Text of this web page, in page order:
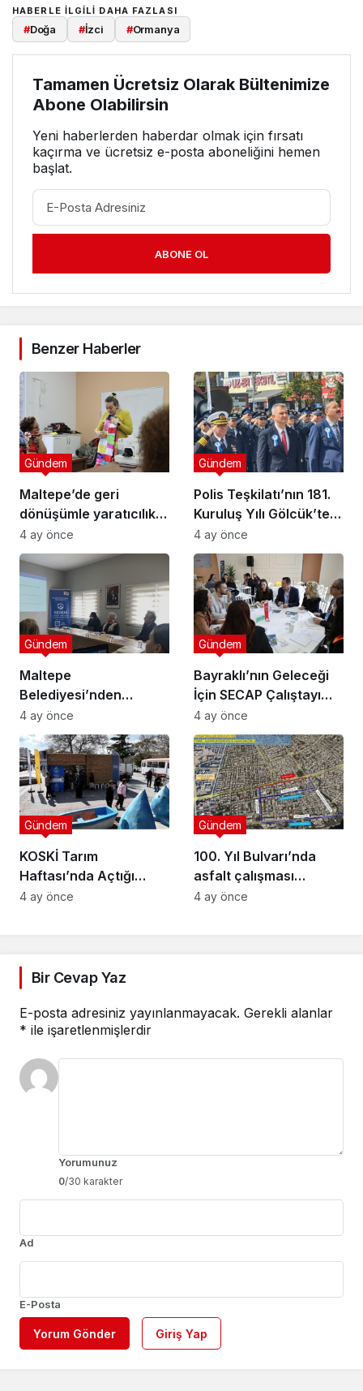
HABERLE ILGILI DAHA FAZLASI
#Doğa #İzci #Ormanya
Tamamen Ücretsiz Olarak Bültenimize
Abone Olabilirsin
Yeni haberlerden haberdar olmak için fırsatı
kaçırma ve ücretsiz e-posta aboneliğini hemen
başlat.
ABONE OL
Benzer Haberler
Maltepe’de geri
dönüşümle yaratıcılık
buluştu
Gündem
4 ay önce
Polis Teşkilatı’nın 181.
Kuruluş Yılı Gölcük’te
Törenle Kutlandı
Gündem
4 ay önce
Maltepe
Belediyesi’nden
Muhtarlara Toplumsal
Cinsiyet Eşitliği
Semineri
Gündem
4 ay önce
Bayraklı’nın Geleceği
İçin SECAP Çalıştayı
Düzenlendi
Gündem
4 ay önce
KOSKİ Tarım
Haftası’nda Açtığı
Stantta Su Tasarrufu
Gündem
4 ay önce
100. Yıl Bulvarı’nda
asfalt çalışması
gerçekleştirilecek
Gündem
4 ay önce
Bir Cevap Yaz
E-posta adresiniz yayınlanmayacak. Gerekli alanlar
* ile işaretlenmişlerdir
Yorumunuz
0/30 karakter
Ad
E-Posta
Yorum Gönder Giriş Yap